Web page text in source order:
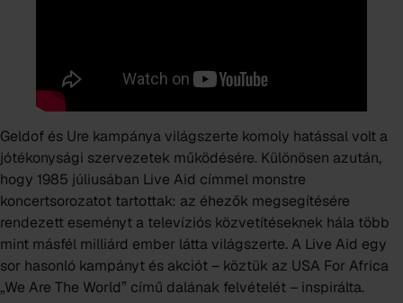
Geldof és Ure kampánya világszerte komoly hatással volt a
jótékonysági szervezetek működésére. Különösen azután,
hogy 1985 júliusában Live Aid címmel monstre
koncertsorozatot tartottak: az éhezők megsegítésére
rendezett eseményt a televíziós közvetítéseknek hála több
mint másfél milliárd ember látta világszerte. A Live Aid egy
sor hasonló kampányt és akciót – köztük az USA For Africa
„We Are The World” című dalának felvételét – inspirálta.